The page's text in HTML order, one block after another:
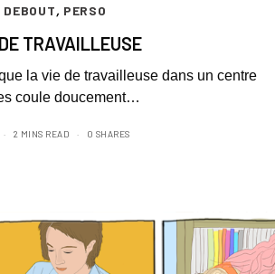
, PERSO
TRAVAILLEUSE
la vie de travailleuse dans un centre
coule doucement…
2 MINS READ 0 SHARES